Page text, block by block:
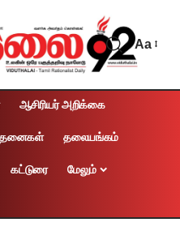
Aa
ஆசிரியர் அறிக்கை
தலையங்கம்
கட்டுரை மேலும்